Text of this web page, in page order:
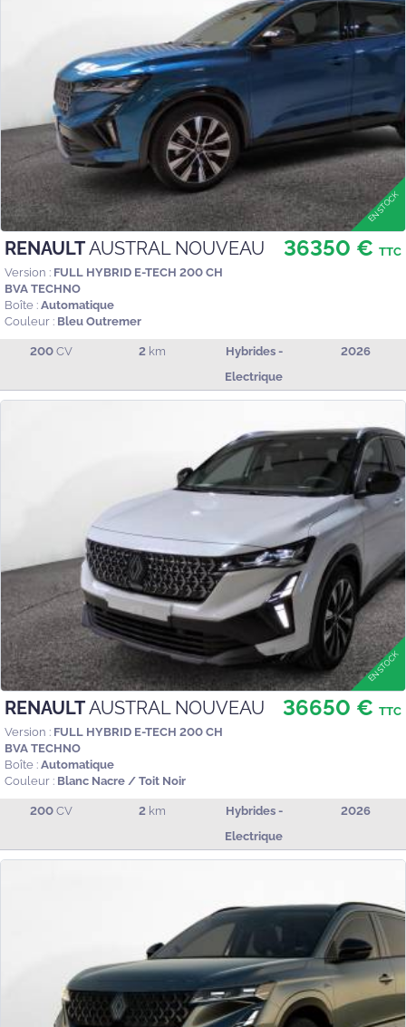
RENAULTAUSTRAL NOUVEAU
Version : FULL HYBRID E-TECH 200 CH
BVA TECHNO
Boîte : Automatique
Couleur : Bleu Outremer
36350 € TTC
200 CV 2 km
Hybrides -
Electrique
2026
RENAULTAUSTRAL NOUVEAU
Version : FULL HYBRID E-TECH 200 CH
BVA TECHNO
Boîte : Automatique
Couleur : Blanc Nacre / Toit Noir
36650 € TTC
200 CV 2 km
Hybrides -
Electrique
2026